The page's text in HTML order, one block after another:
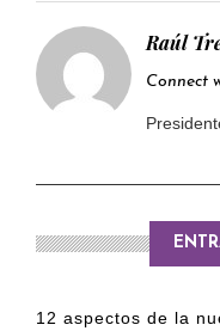
Raúl
Connect
12 aspectos de la